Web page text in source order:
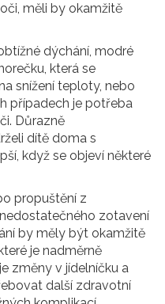
měli by okamžitě
dýchání, modré
která se
snížení teploty, nebo
případech je potřeba
Důrazně
dítě doma s
když se objeví některé
propuštění z
zotavení
by měly být okamžitě
je nadměrně
změny v jídelníčku a
další zdravotní